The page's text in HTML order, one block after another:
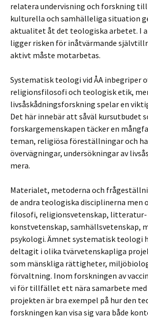
relatera undervisning och forskning till
kulturella och samhälleliga situation
aktualitet åt det teologiska arbetet. I
ligger risken för inåtvärmande
aktivt måste motarbetas.
Systematisk teologi vid ÅA inbegriper
religionsfilosofi och teologisk etik,
livsåskådningsforskning spelar en
Det här innebär att såväl kursutbudet
forskargemenskapen täcker en
teman, religiösa föreställningar och
övervägningar, undersökningar av
mera.
Materialet, metoderna och
de andra teologiska disciplinerna men
filosofi, religionsvetenskap, litteratur-
konstvetenskap, samhällsvetenskap,
psykologi. Ämnet systematisk teologi
deltagit i olika tvärvetenskapliga
som mänskliga rättigheter,
förvaltning. Inom forskningen av
vi för tillfället ett nära samarbete med
projekten är bra exempel på hur den
forskningen kan visa sig vara både